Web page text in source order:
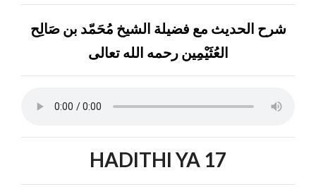
شرح الحديث مع فضيلة الشيخ مُحَمّد بن صَالِح
العُثَيْمِين رحمه الله تعالى
HADITHI YA 17